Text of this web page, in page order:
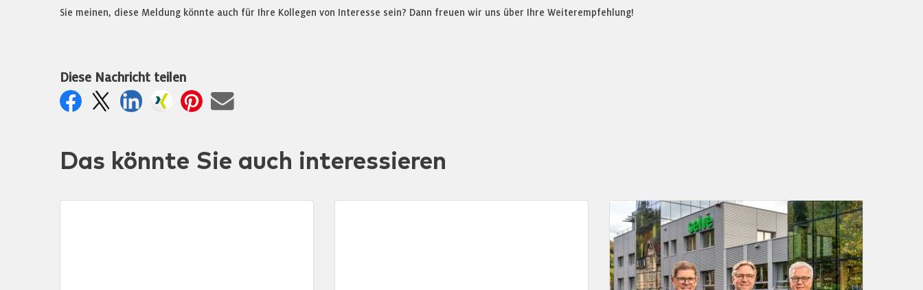
Sie meinen, diese Meldung könnte auch für Ihre Kollegen von Interesse sein? Dann freuen wir uns über Ihre Weiterempfehlung!
Diese Nachricht teilen
Das könnte Sie auch interessieren